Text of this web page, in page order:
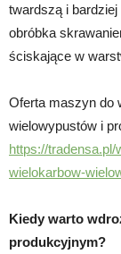
twardszą i
obróbka
ściskające w
Oferta maszyn do
wielowypustów i
https://
wielokarbow-
Kiedy warto
produkcyjnym?